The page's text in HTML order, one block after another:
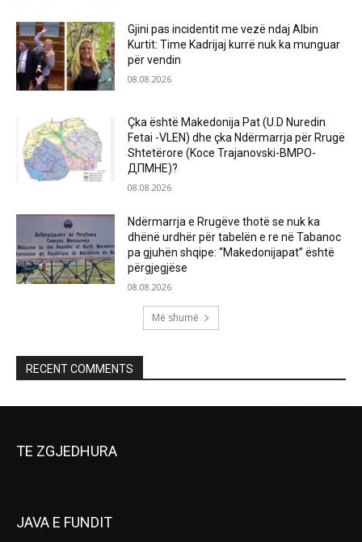
Gjini pas incidentit me vezë ndaj Albin
Kurtit: Time Kadrijaj kurrë nuk ka munguar
për vendin
08.08.2026
Çka është Makedonija Pat (U.D Nuredin
Fetai -VLEN) dhe çka Ndërmarrja për Rrugë
Shtetërore (Koce Trajanovski-ВМРО-
ДПМНЕ)?
08.08.2026
Ndërmarrja e Rrugëve thotë se nuk ka
dhënë urdhër për tabelën e re në Tabanoc
pa gjuhën shqipe: “Makedonijapat” është
përgjegjëse
08.08.2026
Më shumë
RECENT COMMENTS
TE ZGJEDHURA
JAVA E FUNDIT